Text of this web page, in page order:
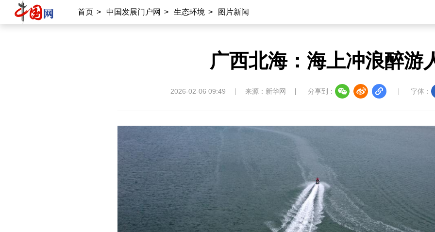
首页 > 中国发展门户网 > 生态环境 > 图片新闻
广西北海：海上冲浪醉游
2026-02-06 09:49 来源：新华网 分享到： 字体：